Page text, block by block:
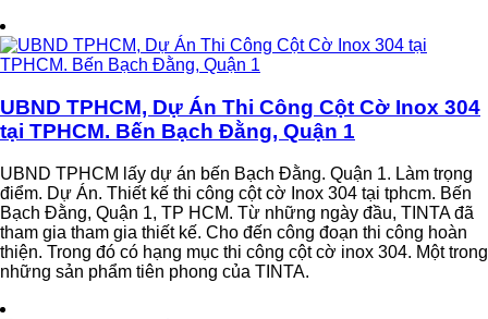
UBND TPHCM, Dự Án Thi Công Cột Cờ Inox 304
tại TPHCM. Bến Bạch Đằng, Quận 1
UBND TPHCM lấy dự án bến Bạch Đằng. Quận 1. Làm trọng
điểm. Dự Án. Thiết kế thi công cột cờ Inox 304 tại tphcm. Bến
Bạch Đằng, Quận 1, TP HCM. Từ những ngày đầu, TINTA đã
tham gia tham gia thiết kế. Cho đến công đoạn thi công hoàn
thiện. Trong đó có hạng mục thi công cột cờ inox 304. Một trong
những sản phẩm tiên phong của TINTA.